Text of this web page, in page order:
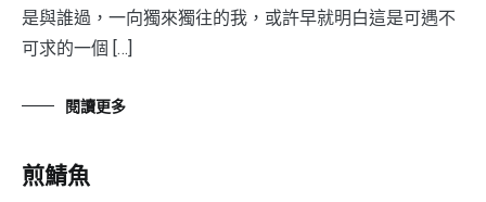
是與誰過，一向獨來獨往的我，或許早就明白這是可遇不
可求的一個 […]
閱讀更多
煎鯖魚